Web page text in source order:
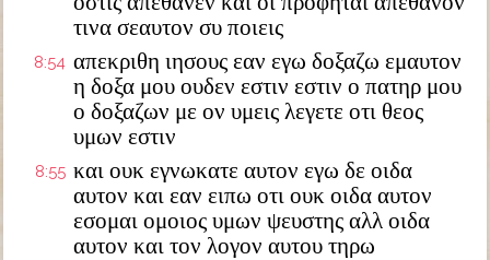
τινα σεαυτον συ ποιεις
8:54 απεκριθη ιησους εαν εγω δοξαζω εμαυτον
η δοξα μου ουδεν εστιν εστιν ο πατηρ μου
ο δοξαζων με ον υμεις λεγετε οτι θεος
υμων εστιν
8:55 και ουκ εγνωκατε αυτον εγω δε οιδα
αυτον και εαν ειπω οτι ουκ οιδα αυτον
εσομαι ομοιος υμων ψευστης αλλ οιδα
αυτον και τον λογον αυτου τηρω